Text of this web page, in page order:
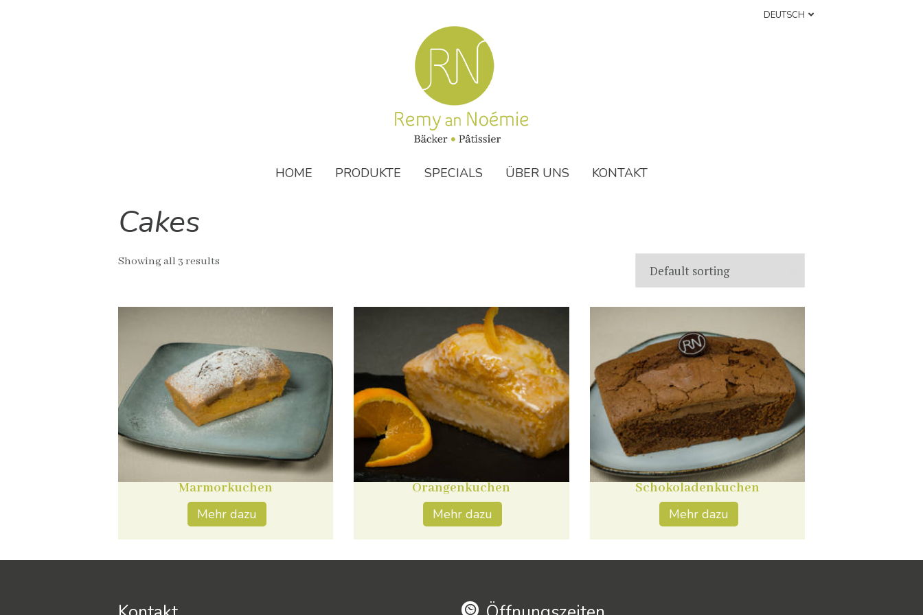
DEUTSCH
HOME PRODUKTE SPECIALS ÜBER UNS KONTAKT
Cakes
Showing all 3 results
Marmorkuchen
Mehr dazu
Orangenkuchen
Mehr dazu
Schokoladenkuchen
Mehr dazu